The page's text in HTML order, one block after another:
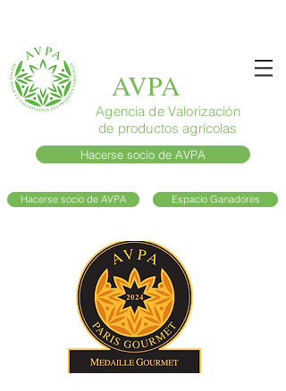
AVPA
Agencia de Valorización
de productos agrícolas
Hacerse socio de AVPA
Hacerse socio de AVPA Espacio Ganadores